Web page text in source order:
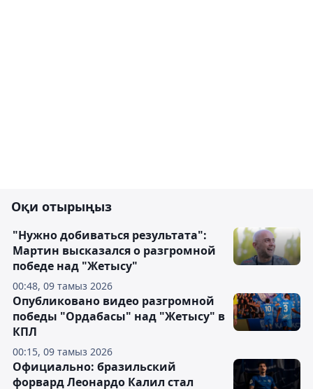
Оқи отырыңыз
00:48, 09 тамыз 2026
"Нужно добиваться результата":
Мартин высказался о разгромной
победе над "Жетысу"
00:15, 09 тамыз 2026
Опубликовано видео разгромной
победы "Ордабасы" над "Жетысу" в
КПЛ
Официально: бразильский
форвард Леонардо Калил стал